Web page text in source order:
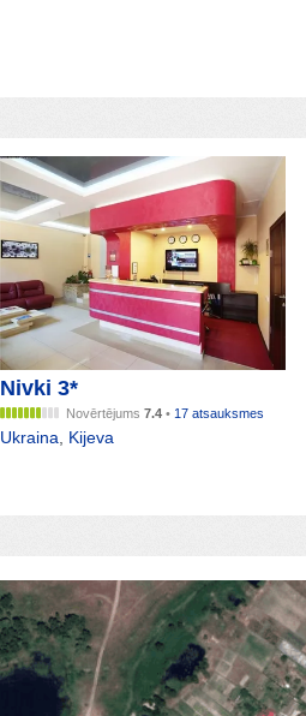
Nivki 3*
Novērtējums7.4 • 17 atsauksmes
Ukraina Kijeva